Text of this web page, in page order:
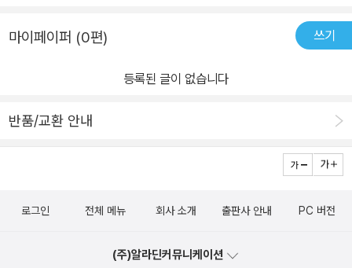
동자나 미세노동자라는 불안한 지위를 가지게 될 것이다.❝애초 인공
지능 자동화 시스템을 발 빠르게 도입한 은행들은 업무의 기본적인
고객 문의를 AI 챗봇이 처리하는 대신, 인간 상담사는 고객들의 복잡
AI 챗봇의 활용 효과는 은행이 의도했던 것과 전혀 달랐다. 많은 경우
야 하는 상황을 만들어냈다. (…) 오히려 상담사들의 업무 난이도가
에게 이른바 ‘AI 뺑이’를 가속화해 노동자들을 편하게 만드는 상황이
어내는 기술 환각에서 깨어나 다른 삶을 꿈꾸는 상상력과 대안을 논
명해 주는 점이 인상적이었습니다. 단순한 기술 중심 설명이 아닌, 미
학적 관점과 기술적 사례, 예술 작품의 사례를 통해 책에서 말하는 ‘아
트-테크’의 흐름을 따라갈 수 있도록 구성되어 있습니다. 또한 생성형
경 문제, 플랫폼 생태계의 권력 구조 등 우리가 일상에서 체감하고 있
루어진 세계에서 우리가 어떤 비판적 시각을 가져야하는지, 기술을
어떤 방식으로 사용할 수 있는지 대안적 기술 실천의 관점을 제시하
는 현재와 미래를 이해하고 싶거나, 기술과 사회의 연결 관계를 더 깊
소 배출, 희토류 채굴 과정의 환경 파괴, 남반구 광산 노동자와 데이터
며, 투명해 보이지만 불투명한 생태적 비용을 떠안고 있다. 동시에
다. 미래를 낙관하는 해피엔딩 서사도, 파국을 예감하는 디스토피아
계를 어떻게 다시 배열하느냐이다. 인공/자연, 생명/기계 같은 경계를
환경 담론을 넘어서는 철학적 사유를 요구한다. 특히 ‘감속주의’라는
쟁·확장으로 대표되는 현대 기술문명을 잠시 멈추고, 그 아래에서 일
마이페이퍼 (0편) 쓰기
등록된 글이 없습니다
반품/교환 안내
로그인 전체 메뉴 회사 소개 출판사 안내 PC 버전
(주)알라딘커뮤니케이션